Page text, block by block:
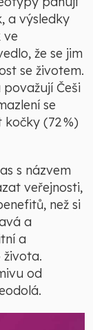
a výsledky
ve
že se jim
se životem.
Češi
se
kočky (72 %)
s názvem
veřejnosti,
než si
a
a
od